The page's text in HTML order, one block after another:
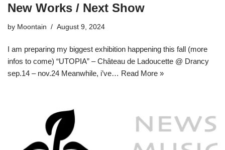
New Works / Next Show
by Moontain August 9, 2024
I am preparing my biggest exhibition happening this fall (more
infos to come) “UTOPIA” – Château de Ladoucette @ Drancy
sep.14 – nov.24 Meanwhile, i’ve… Read More »